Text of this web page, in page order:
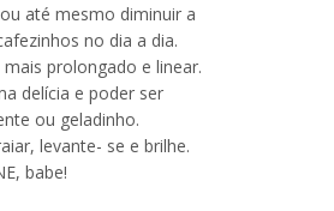
até mesmo diminuir a
no dia a dia.
prolongado e linear.
delícia e poder ser
ou geladinho.
levante- se e brilhe.
babe!